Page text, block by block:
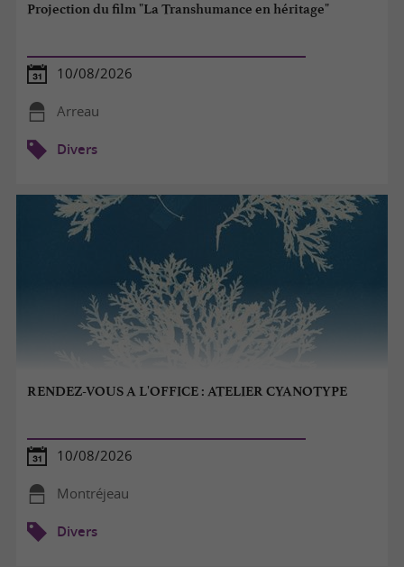
Projection du film "La Transhumance en héritage"
10/08/2026
Arreau
Divers
RENDEZ-VOUS A L'OFFICE : ATELIER CYANOTYPE
10/08/2026
Montréjeau
Divers